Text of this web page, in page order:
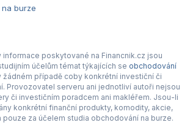
burze
informace poskytované na Financnik.cz jsou
účelům témat týkajících se obchodování
žádném případě coby konkrétní investiční či
Provozovatel serveru ani jednotliví autoři nejsou
či investičním poradcem ani makléřem. Jsou-li
konkrétní finanční produkty, komodity, akcie,
za účelem studia obchodování na burze.